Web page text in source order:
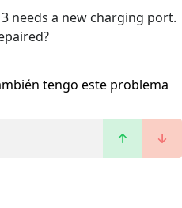
needs a new charging port.
tengo este problema